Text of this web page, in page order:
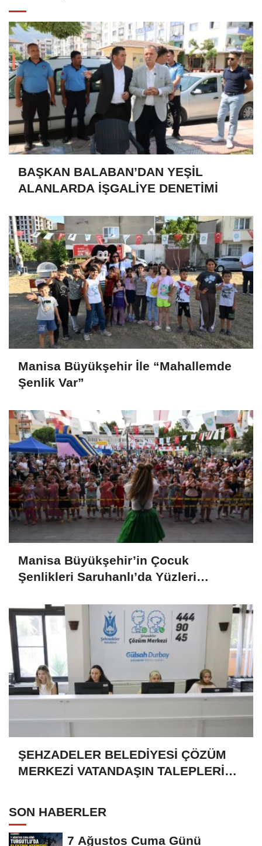
BAŞKAN BALABAN’DAN YEŞİL
ALANLARDA İŞGALİYE DENETİMİ
Manisa Büyükşehir İle “Mahallemde
Şenlik Var”
Manisa Büyükşehir’in Çocuk
Şenlikleri Saruhanlı’da Yüzleri
ŞEHZADELER BELEDİYESİ ÇÖZÜM
MERKEZİ VATANDAŞIN TALEPLERİNE
SON HABERLER
7 Ağustos Cuma Günü